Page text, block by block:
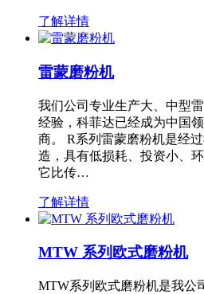
了解详情
雷蒙磨粉机
我们公司专业生产大、中型
经验，科菲达已经成为中国
商。 R系列雷蒙磨粉机是经
造，具有低损耗、投资小、
它比传…
了解详情
MTW 系列欧式磨粉机
MTW系列欧式磨粉机是我公